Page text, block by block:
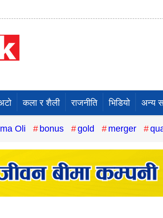
कला र शैली राजनीति भिडियो अन्य
Oli bonus gold merger